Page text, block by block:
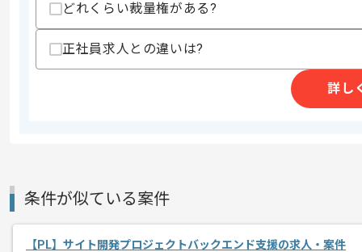
・Thymeleaf経験(1年以上)
・Java開発経験
・AI駆動開発経験
精算条件
有
どれくらい裁量権がある?
正社員求人との違いは?
詳し
条件が似ている案件
【PL】サイト開発プロジェクトバックエンド支援の求人・案件